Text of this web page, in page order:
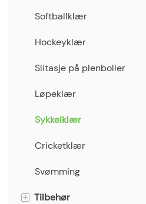
Hybridsamlingsklær
Softballklær
Hockeyklær
Slitasje på plenboller
Løpeklær
Sykkelklær
Cricketklær
Svømming
+ Tilbehør